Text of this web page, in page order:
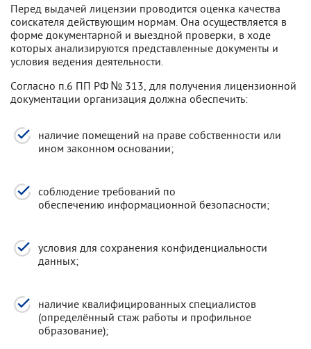
Перед выдачей лицензии проводится оценка качества
соискателя действующим нормам. Она осуществляется в
форме документарной и выездной проверки, в ходе
которых анализируются представленные документы и
условия ведения деятельности.
Согласно п.6 ПП РФ № 313, для получения лицензионной
документации организация должна обеспечить:
наличие помещений на праве собственности или
ином законном основании;
соблюдение требований по
обеспечению информационной безопасности;
условия для сохранения конфиденциальности
данных;
наличие квалифицированных специалистов
(определённый стаж работы и профильное
образование);